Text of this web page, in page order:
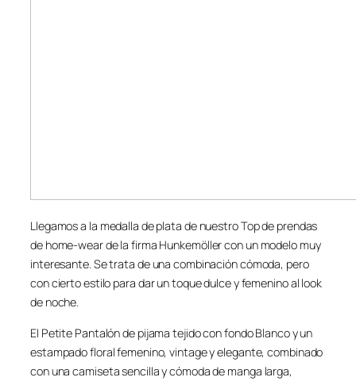
Llegamos a la medalla de plata de nuestro Top de prendas
de home-wear de la firma Hunkemöller con un modelo muy
interesante. Se trata de una combinación cómoda, pero
con cierto estilo para dar un toque dulce y femenino al look
de noche.
El Petite Pantalón de pijama tejido con fondo Blanco y un
estampado floral femenino, vintage y elegante, combinado
con una camiseta sencilla y cómoda de manga larga,